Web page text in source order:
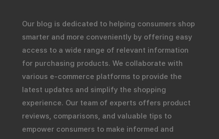
Our blog is dedicated to helping consumers shop
smarter and more conveniently by offering easy
access to a wide range of relevant information
for purchasing products. We collaborate with
various e-commerce platforms to provide the
latest updates and simplify the shopping
experience. Our team of experts offers product
reviews, comparisons, and valuable tips to
empower consumers to make informed and